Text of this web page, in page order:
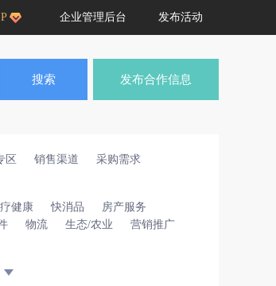
企业管理后台 发布活动
搜索 发布合作信息
区 销售渠道
采购需求
健康 快消品
房产服务
物流 生态/农业
营销推广